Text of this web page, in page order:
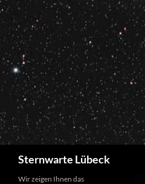
Zum
Inhalt
springen
Sternwarte Lübeck
Wir zeigen Ihnen das